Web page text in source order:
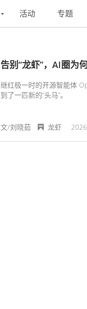
活动 专题
告别“龙虾”，AI圈为
继红极一时的开源智能体
到了一匹新的“头马”。
文/刘晓茹 龙虾